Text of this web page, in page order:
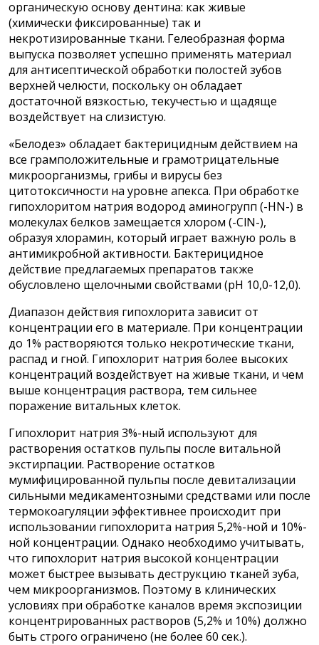
органическую основу дентина: как живые
(химически фиксированные) так и
некротизированные ткани. Гелеобразная форма
выпуска позволяет успешно применять материал
для антисептической обработки полостей зубов
верхней челюсти, поскольку он обладает
достаточной вязкостью, текучестью и щадяще
воздействует на слизистую.
«Белодез» обладает бактерицидным действием на
все грамположительные и грамотрицательные
микроорганизмы, грибы и вирусы без
цитотоксичности на уровне апекса. При обработке
гипохлоритом натрия водород аминогрупп (-HN-) в
молекулах белков замещается хлором (-ClN-),
образуя хлорамин, который играет важную роль в
антимикробной активности. Бактерицидное
действие предлагаемых препаратов также
обусловлено щелочными свойствами (рН 10,0-12,0).
Диапазон действия гипохлорита зависит от
концентрации его в материале. При концентрации
до 1% растворяются только некротические ткани,
распад и гной. Гипохлорит натрия более высоких
концентраций воздействует на живые ткани, и чем
выше концентрация раствора, тем сильнее
поражение витальных клеток.
Гипохлорит натрия 3%-ный используют для
растворения остатков пульпы после витальной
экстирпации. Растворение остатков
мумифицированной пульпы после девитализации
сильными медикаментозными средствами или после
термокоагуляции эффективнее происходит при
использовании гипохлорита натрия 5,2%-ной и 10%-
ной концентрации. Однако необходимо учитывать,
что гипохлорит натрия высокой концентрации
может быстрее вызывать деструкцию тканей зуба,
чем микроорганизмов. Поэтому в клинических
условиях при обработке каналов время экспозиции
концентрированных растворов (5,2% и 10%) должно
быть строго ограничено (не более 60 сек.).